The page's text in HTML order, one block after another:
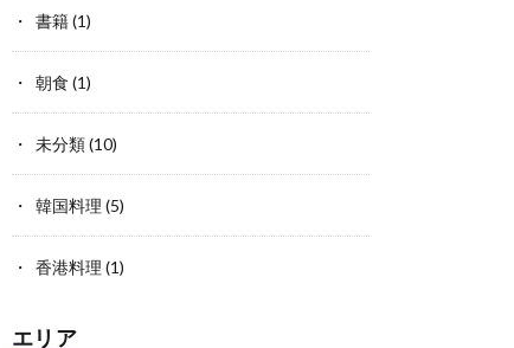
書籍(1)
朝食 (1)
未分類(10)
韓国料理 (5)
香港料理 (1)
エリア